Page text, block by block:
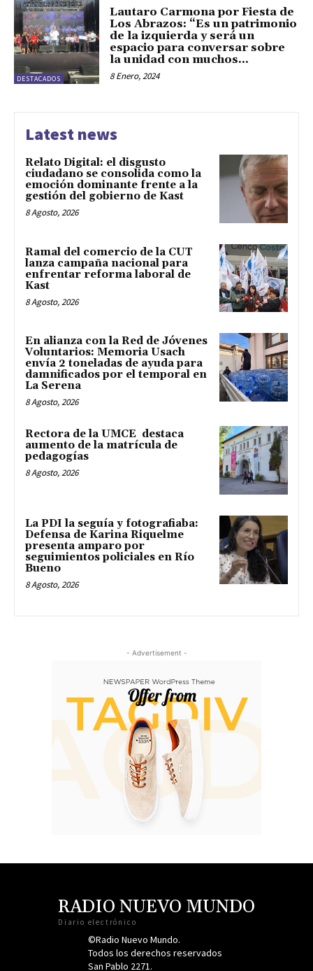
DESTACADOS
Lautaro Carmona por Fiesta de
Los Abrazos: “Es un patrimonio
de la izquierda y será un
espacio para conversar sobre
la unidad con muchos...
8 Enero, 2024
Latest news
Relato Digital: el disgusto
ciudadano se consolida como la
emoción dominante frente a la
gestión del gobierno de Kast
8 Agosto, 2026
Ramal del comercio de la CUT
lanza campaña nacional para
enfrentar reforma laboral de
Kast
8 Agosto, 2026
En alianza con la Red de Jóvenes
Voluntarios: Memoria Usach
envía 2 toneladas de ayuda para
damnificados por el temporal en
La Serena
8 Agosto, 2026
Rectora de la UMCE destaca
aumento de la matrícula de
pedagogías
8 Agosto, 2026
La PDI la seguía y fotografiaba:
Defensa de Karina Riquelme
presenta amparo por
seguimientos policiales en Río
Bueno
8 Agosto, 2026
- Advertisement -
RADIO NUEVO MUNDO
Diario electrónico
©Radio Nuevo Mundo.
Todos los derechos reservados
San Pablo 2271.